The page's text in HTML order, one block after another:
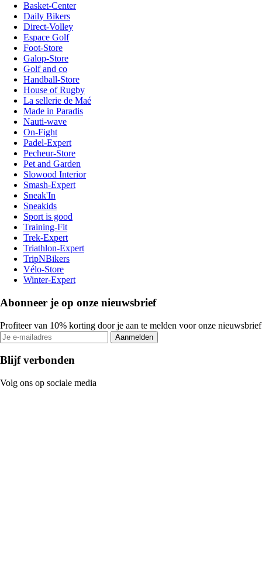
Basket-Center
Daily Bikers
Direct-Volley
Espace Golf
Foot-Store
Galop-Store
Golf and co
Handball-Store
House of Rugby
La sellerie de Maé
Made in Paradis
Nauti-wave
On-Fight
Padel-Expert
Pecheur-Store
Pet and Garden
Slowood Interior
Smash-Expert
Sneak'In
Sneakids
Sport is good
Training-Fit
Trek-Expert
Triathlon-Expert
TripNBikers
Vélo-Store
Winter-Expert
Abonneer je op onze nieuwsbrief
Profiteer van 10% korting door je aan te melden voor onze nieuwsbrief
Aanmelden
Blijf verbonden
Volg ons op sociale media